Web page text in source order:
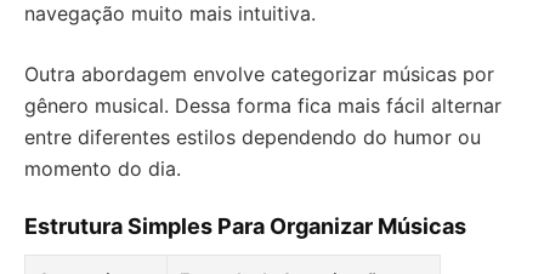
navegação muito mais intuitiva.
Outra abordagem envolve categorizar músicas por
gênero musical. Dessa forma fica mais fácil alternar
entre diferentes estilos dependendo do humor ou
momento do dia.
Estrutura Simples Para Organizar Músicas